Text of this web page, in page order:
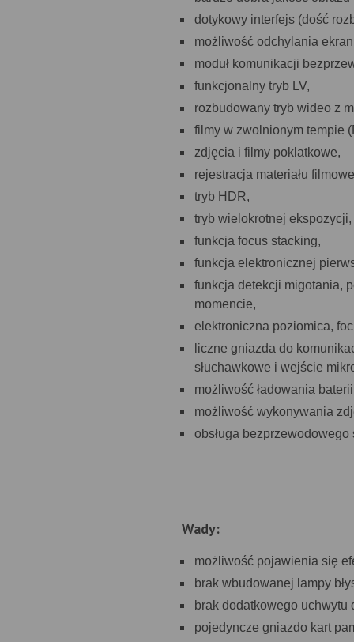
dotykowy interfejs (dość
możliwość odchylania
moduł komunikacji
funkcjonalny tryb LV,
rozbudowany tryb wideo z
filmy w zwolnionym tempie
zdjęcia i filmy poklatkowe,
rejestracja materiału
tryb HDR,
tryb wielokrotnej ekspozycji,
funkcja focus stacking,
funkcja elektronicznej
funkcja detekcji migotania,
momencie,
elektroniczna poziomica,
liczne gniazda do
słuchawkowe i wejście
możliwość ładowania
możliwość wykonywania
obsługa bezprzewodowego
Wady:
możliwość pojawienia się
brak wbudowanej lampy
brak dodatkowego
pojedyncze gniazdo kart